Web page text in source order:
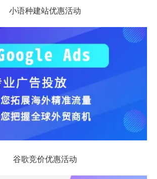
小语种建站优惠活动
谷歌竞价优惠活动